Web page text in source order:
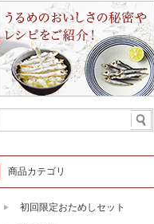
商品カテゴリ
初回限定おためしセット